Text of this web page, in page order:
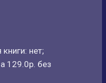
нет;
129.0р. без